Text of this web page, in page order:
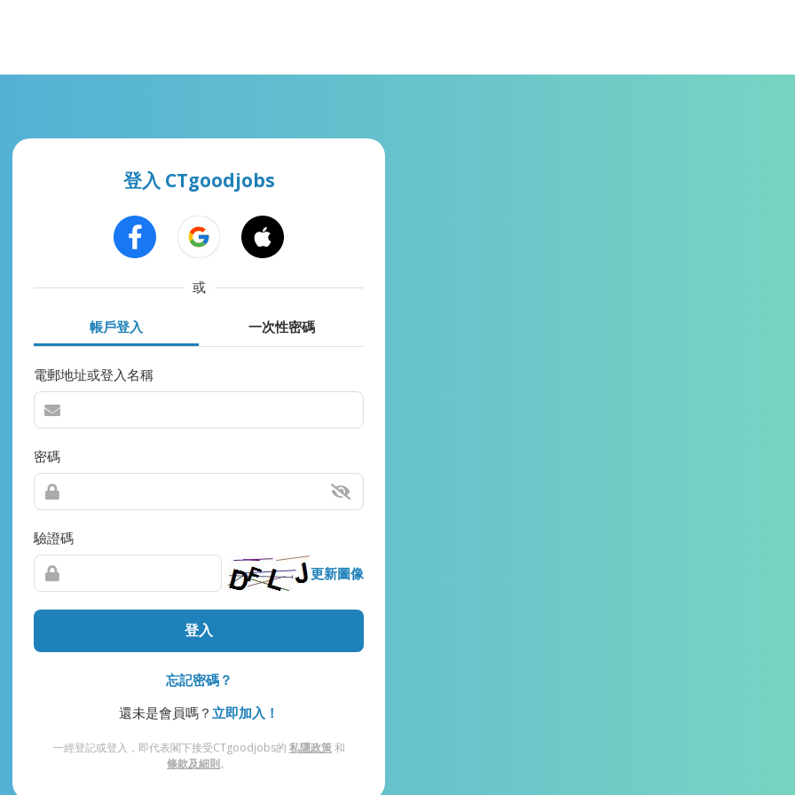
登入 CTgoodjobs
或
帳戶登入 一次性密碼
電郵地址或登入名稱
密碼
驗證碼
更新圖像
登入
忘記密碼？
還未是會員嗎？ 立即加入！
一經登記或登入，即代表閣下接受CTgoodjobs的 私隱政策和
條款及細則。